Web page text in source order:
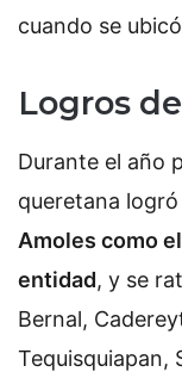
cuando se
Logros
Durante el año
queretana
Amoles como
entidad, y se
Bernal,
Tequisquiapan,